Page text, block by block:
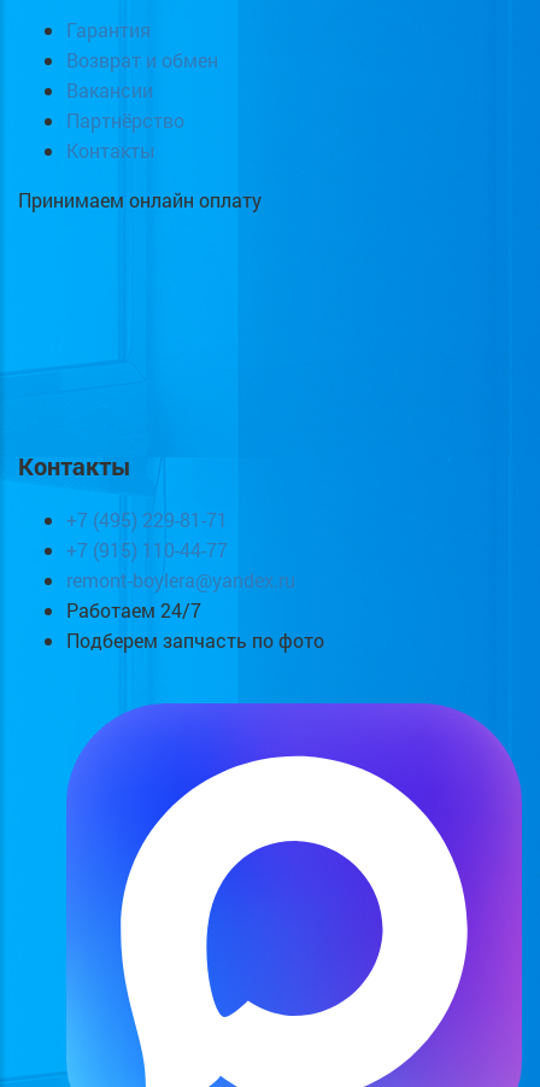
Гарантия
Возврат и обмен
Вакансии
Партнёрство
Контакты
Принимаем онлайн оплату
Контакты
+7 (495) 229-81-71
+7 (915) 110-44-77
remont-boylera@yandex.ru
Работаем 24/7
Подберем запчасть по фото